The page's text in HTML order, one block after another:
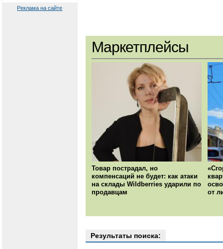
Реклама на сайте
Маркетплейсы
Товар пострадал, но
компенсаций не будет: как атаки
на склады Wildberries ударили по
продавцам
от
Результаты поиска: